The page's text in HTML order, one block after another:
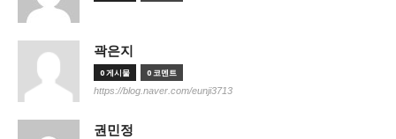
곽은지
0 게시물 0 코멘트
https://blog.naver.com/eunji3713
권민정